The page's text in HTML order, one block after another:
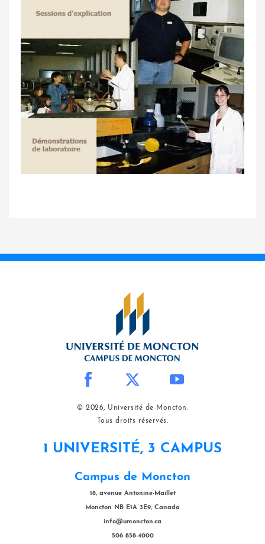
© 2026, Université de Moncton.
Tous droits réservés.
1 UNIVERSITÉ, 3 CAMPUS
Campus de Moncton
18, avenue Antonine-Maillet
Moncton NB E1A 3E9, Canada
info@umoncton.ca
506 858-4000